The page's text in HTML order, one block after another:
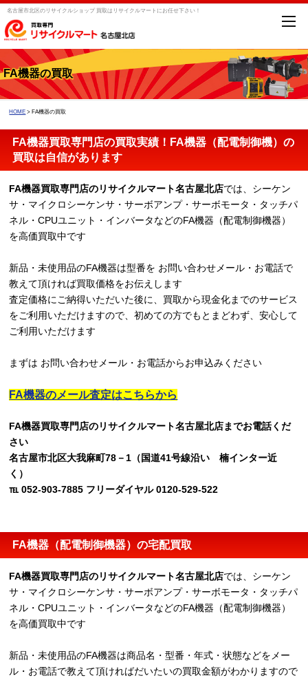
名古屋市北区のリサイクルショップ 買取はリサイクルマートにお任せ下さい！
FA機器の買取
HOME > FA機器の買取
FA機器買取専門店の買取実績！FA機器（配電制御機）の
買取は自信があります
FA機器買取専門店のリサイクルマート名古屋北店では、シーケン
サ・マイクロシーケンサ・サーボアンプ・サーボモータ・タッチパ
ネル・CPUユニット・インバータなどのFA機器（配電制御機器）
を高価買取中です
新品・未使用品のFA機器は型番を お問い合わせメール・お電話で
教えて頂ければ買取価格をお伝えします
査定価格にご納得いただいた後に、買取から現金化までのサービス
をご利用いただけますので、初めての方でもとまどわず、安心して
ご利用いただけます
まずは お問い合わせメール・お電話からお申込みください
FA機器のメール査定はこちらから
FA機器買取専門店のリサイクルマート名古屋北店までお電話くだ
さい
名古屋市北区大我麻町78－1（国道41号線沿い 楠インター近
く）
℡ 052-903-7885 フリーダイヤル 0120-529-522
FA機器（配電制御機器）の宅配買取
FA機器買取専門店のリサイクルマート名古屋北店では、シーケン
サ・マイクロシーケンサ・サーボアンプ・サーボモータ・タッチパ
ネル・CPUユニット・インバータなどのFA機器（配電制御機器）
を高価買取中です
新品・未使用品のFA機器は商品名・型番・年式・状態などをメー
ル・お電話で教えて頂ければだいたいの買取金額がわかりますので